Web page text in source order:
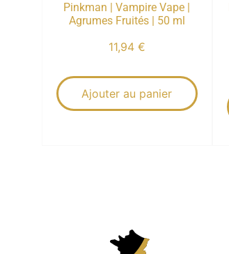
Pinkman | Vampire Vape |
Agrumes Fruités | 50 ml
11,94 €
Ajouter au panier